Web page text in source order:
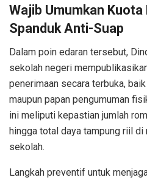
Wajib Umumkan
Spanduk Anti-Suap
​Dalam poin edaran tersebut,
sekolah negeri
penerimaan secara terbuka,
maupun papan pengumuman
ini meliputi kepastian jumlah
hingga total daya tampung riil
sekolah.
​Langkah preventif untuk